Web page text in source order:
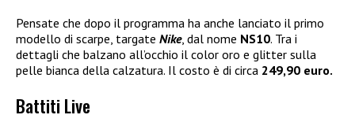
Pensate che dopo il programma ha anche lanciato il primo
modello di scarpe, targate Nike, dal nome NS10. Tra i
dettagli che balzano all’occhio il color oro e glitter sulla
pelle bianca della calzatura. Il costo è di circa 249,90 euro.
Battiti Live